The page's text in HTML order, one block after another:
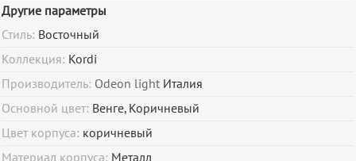
Другие параметры
Стиль: Восточный
Коллекция: Kordi
Производитель: Odeon light Италия
Основной цвет: Венге, Коричневый
Цвет корпуса: коричневый